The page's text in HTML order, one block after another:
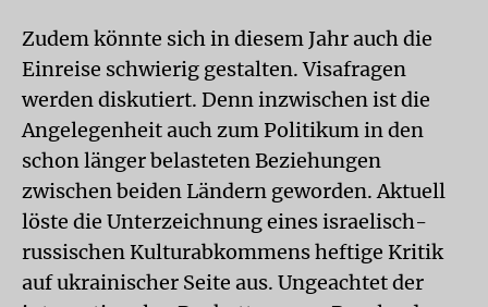
Zudem könnte sich in diesem Jahr auch die
Einreise schwierig gestalten. Visafragen
werden diskutiert. Denn inzwischen ist die
Angelegenheit auch zum Politikum in den
schon länger belasteten Beziehungen
zwischen beiden Ländern geworden. Aktuell
löste die Unterzeichnung eines israelisch-
russischen Kulturabkommens heftige Kritik
auf ukrainischer Seite aus. Ungeachtet der